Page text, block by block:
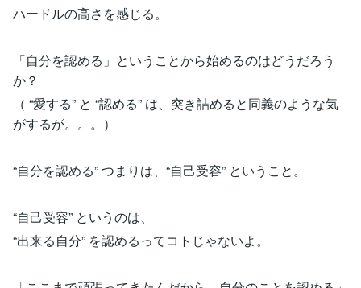
ハードルの高さを感じる。
「自分を認める」ということから始めるのはどうだろう
か？
（ “愛する” と “認める” は、突き詰めると同義のような気
がするが。。。）
“自分を認める” つまりは、“自己受容” ということ。
“自己受容” というのは、
“出来る自分” を認めるってコトじゃないよ。